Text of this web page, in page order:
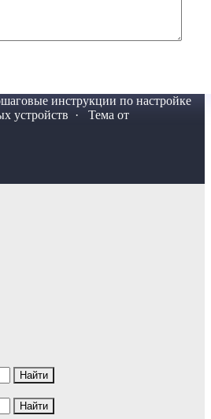
инструкции по настройке
устройств · Тема от